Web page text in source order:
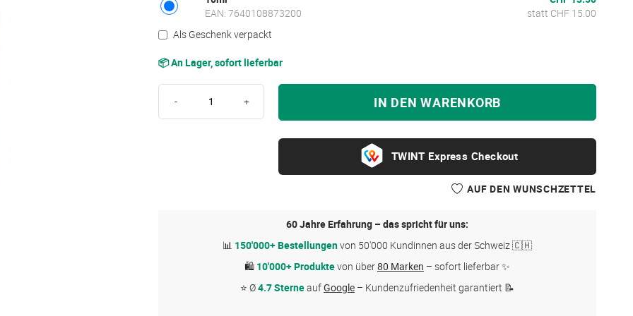
EAN: 7640108873200
statt CHF 15.00
Als Geschenk verpackt
📦 An Lager, sofort lieferbar
- + IN DEN WARENKORB
Express Checkout
AUF DEN WUNSCHZETTEL
60 Jahre Erfahrung – das spricht für uns:
📊 150'000+ Bestellungenvon 50'000 Kundinnen aus der Schweiz 🇨🇭
🛍 10'000+ Produktevon über80 Marken – sofort lieferbar ✨
⭐ Ø4.7 SterneaufGoogle – Kundenzufriedenheit garantiert 📝